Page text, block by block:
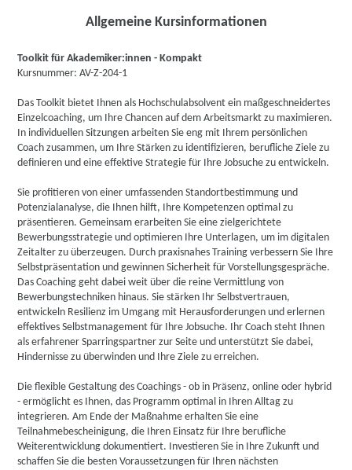
Allgemeine Kursinformationen
Toolkit für Akademiker:innen - Kompakt
Kursnummer: AV-Z-204-1
Das Toolkit bietet Ihnen als Hochschulabsolvent ein maßgeschneidertes
Einzelcoaching, um Ihre Chancen auf dem Arbeitsmarkt zu maximieren.
In individuellen Sitzungen arbeiten Sie eng mit Ihrem persönlichen
Coach zusammen, um Ihre Stärken zu identifizieren, berufliche Ziele zu
definieren und eine effektive Strategie für Ihre Jobsuche zu entwickeln.
Sie profitieren von einer umfassenden Standortbestimmung und
Potenzialanalyse, die Ihnen hilft, Ihre Kompetenzen optimal zu
präsentieren. Gemeinsam erarbeiten Sie eine zielgerichtete
Bewerbungsstrategie und optimieren Ihre Unterlagen, um im digitalen
Zeitalter zu überzeugen. Durch praxisnahes Training verbessern Sie Ihre
Selbstpräsentation und gewinnen Sicherheit für Vorstellungsgespräche.
Das Coaching geht dabei weit über die reine Vermittlung von
Bewerbungstechniken hinaus. Sie stärken Ihr Selbstvertrauen,
entwickeln Resilienz im Umgang mit Herausforderungen und erlernen
effektives Selbstmanagement für Ihre Jobsuche. Ihr Coach steht Ihnen
als erfahrener Sparringspartner zur Seite und unterstützt Sie dabei,
Hindernisse zu überwinden und Ihre Ziele zu erreichen.
Die flexible Gestaltung des Coachings - ob in Präsenz, online oder hybrid
- ermöglicht es Ihnen, das Programm optimal in Ihren Alltag zu
integrieren. Am Ende der Maßnahme erhalten Sie eine
Teilnahmebescheinigung, die Ihren Einsatz für Ihre berufliche
Weiterentwicklung dokumentiert. Investieren Sie in Ihre Zukunft und
schaffen Sie die besten Voraussetzungen für Ihren nächsten